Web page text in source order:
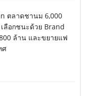
ตลาดชานม 6,000
เลือกชนะด้วย Brand
ล้าน และขยายแฟ
ศ